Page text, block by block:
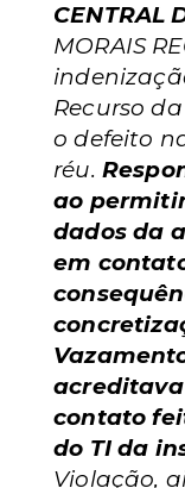
CENTRAL
MORAIS
Recurso
o defeito
réu.
ao
dados da
em
contato
do TI da
Violação,